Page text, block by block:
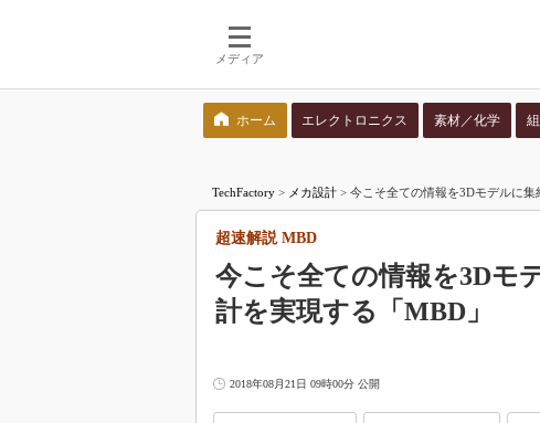
メディア
ホーム エレクトロニクス 素材／化学
TechFactory > メカ設計 > 今こそ全ての情報を3Dモデルに
今こそ全ての情報を3Dモ
計を実現する「MBD」
超速解説 MBD
2018年08月21日 09時00分 公開